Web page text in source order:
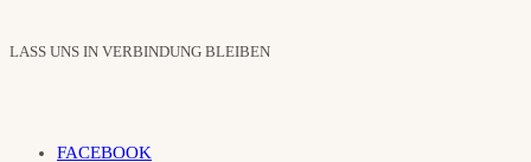
LASS UNS IN VERBINDUNG BLEIBEN
FACEBOOK